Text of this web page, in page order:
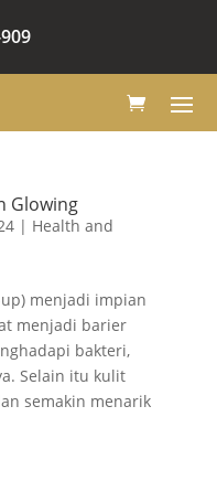
Glowing
| Health and
menjadi impian
menjadi barier
bakteri,
Selain itu kulit
semakin menarik